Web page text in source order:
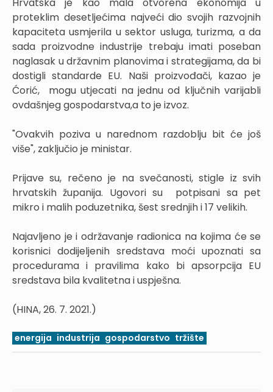
proteklim desetljećima najveći dio svojih razvojnih
kapaciteta usmjerila u sektor usluga, turizma, a da
sada proizvodne industrije trebaju imati poseban
naglasak u državnim planovima i strategijama, da bi
dostigli standarde EU. Naši proizvođači, kazao je
Ćorić, mogu utjecati na jednu od ključnih varijabli
ovdašnjeg gospodarstva,a to je izvoz.
"Ovakvih poziva u narednom razdoblju bit će još
više", zaključio je ministar.
Prijave su, rečeno je na svečanosti, stigle iz svih
hrvatskih županija. Ugovori su potpisani sa pet
mikro i malih poduzetnika, šest srednjih i 17 velikih.
Najavljeno je i održavanje radionica na kojima će se
korisnici dodijeljenih sredstava moći upoznati sa
procedurama i pravilima kako bi apsorpcija EU
sredstava bila kvalitetna i uspješna.
(HINA, 26. 7. 2021.)
energija industrija gospodarstvo tržište